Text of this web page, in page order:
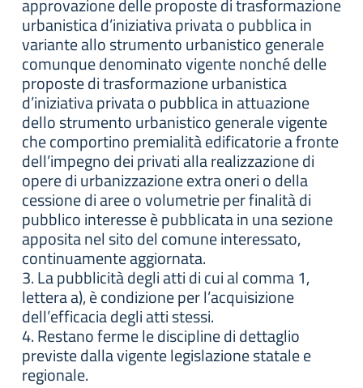
approvazione delle proposte di trasformazione
urbanistica d’iniziativa privata o pubblica in
variante allo strumento urbanistico generale
comunque denominato vigente nonché delle
proposte di trasformazione urbanistica
d’iniziativa privata o pubblica in attuazione
dello strumento urbanistico generale vigente
che comportino premialità edificatorie a fronte
dell’impegno dei privati alla realizzazione di
opere di urbanizzazione extra oneri o della
cessione di aree o volumetrie per finalità di
pubblico interesse è pubblicata in una sezione
apposita nel sito del comune interessato,
continuamente aggiornata.
3. La pubblicità degli atti di cui al comma 1,
lettera a), è condizione per l’acquisizione
dell’efficacia degli atti stessi.
4. Restano ferme le discipline di dettaglio
previste dalla vigente legislazione statale e
regionale.